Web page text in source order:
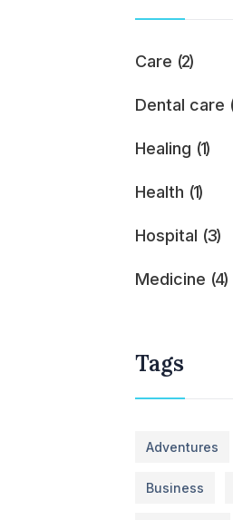
Care 2
Dental care
Healing 1
Health 1
Hospital 3
Medicine 4
Tags
Adventures
Business